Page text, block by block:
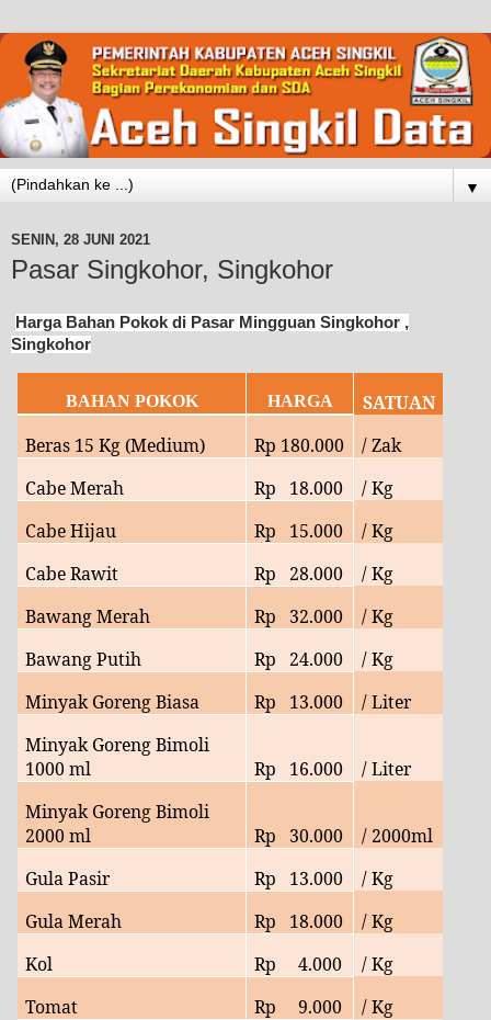
▼
SENIN, 28 JUNI 2021
Pasar Singkohor, Singkohor
Harga Bahan Pokok di Pasar Mingguan Singkohor ,
Singkohor
BAHAN POKOK HARGA
SATUAN
Beras 15 Kg (Medium)
Rp 180.000
/ Zak
Cabe Merah
Rp 18.000
/ Kg
Cabe Hijau
Rp 15.000
/ Kg
Cabe Rawit
Rp 28.000
/ Kg
Bawang Merah
Rp 32.000
/ Kg
Bawang Putih
Rp 24.000
/ Kg
Minyak Goreng Biasa
Rp 13.000
/ Liter
Minyak Goreng Bimoli
1000 ml
Rp 16.000
/ Liter
Minyak Goreng Bimoli
2000 ml
Rp 30.000
/ 2000ml
Gula Pasir
Rp 13.000
/ Kg
Gula Merah
Rp 18.000
/ Kg
Kol
Rp 4.000
/ Kg
Tomat
Rp 9.000
/ Kg